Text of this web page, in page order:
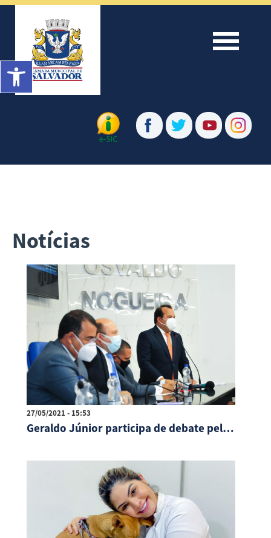
Menu
Notícias
27/05/2021 - 15:53
Geraldo Júnior participa de debate pela manutenção do REIQ
Barra de Ferramentas Aberta